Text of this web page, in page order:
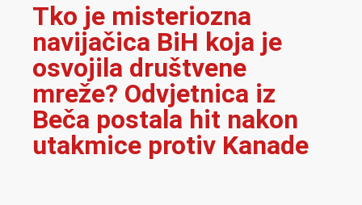
Tko je misteriozna
navijačica BiH koja je
osvojila društvene
mreže? Odvjetnica iz
Beča postala hit nakon
utakmice protiv Kanade